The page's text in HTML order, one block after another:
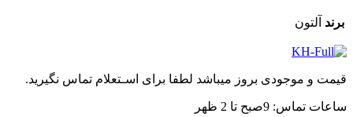
برند آلتون
قیمت و موجودی بروز میباشد لطفا برای اسـتعلام تماس نگیرید.
ساعات تماس: 9صبح تا 2 ظهر